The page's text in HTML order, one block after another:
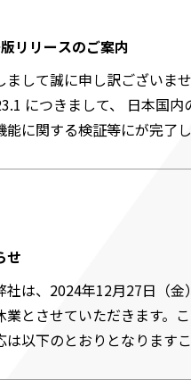
リリースのご案内
して誠に申し訳ございま
につきまして、 日本国
能に関する検証等にが完了
せ
は、2024年12月27日（金
業とさせていただきます。
は以下のとおりとなります